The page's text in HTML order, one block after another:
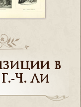
в
Ч. Ли